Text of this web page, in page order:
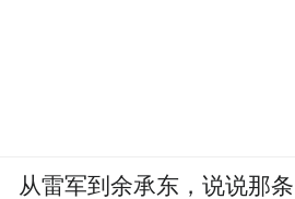
从雷军到余承东，说说那条